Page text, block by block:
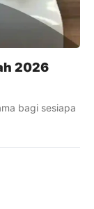
2026
bagi sesiapa